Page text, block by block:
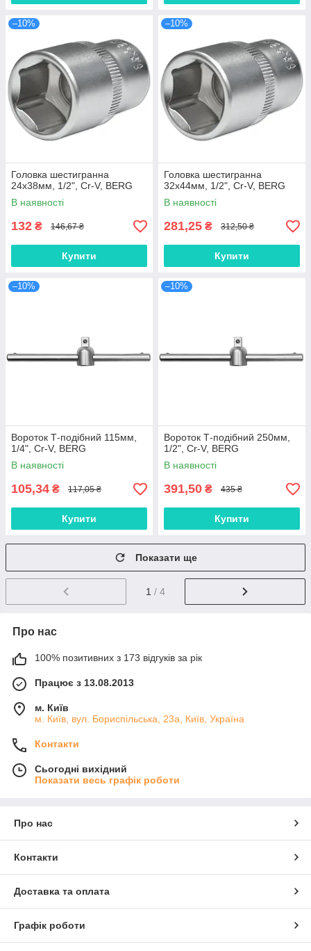
–10%
Головка шестигранна
24х38мм, 1/2", Cr-V, BERG
В наявності
132 ₴ 146,67 ₴
Купити
–10%
Головка шестигранна
32х44мм, 1/2", Cr-V, BERG
В наявності
281,25 ₴ 312,50 ₴
Купити
–10%
Вороток Т-подібний 115мм,
1/4", Cr-V, BERG
В наявності
105,34 ₴ 117,05 ₴
Купити
–10%
Вороток Т-подібний 250мм,
1/2", Cr-V, BERG
В наявності
391,50 ₴ 435 ₴
Купити
Показати ще
1 / 4
Про нас
100% позитивних з 173 відгуків за рік
Працює з 13.08.2013
м. Київ
м. Київ, вул. Бориспільська, 23а, Київ, Україна
Контакти
Сьогодні вихідний
Показати весь графік роботи
Про нас
Контакти
Доставка та оплата
Графік роботи